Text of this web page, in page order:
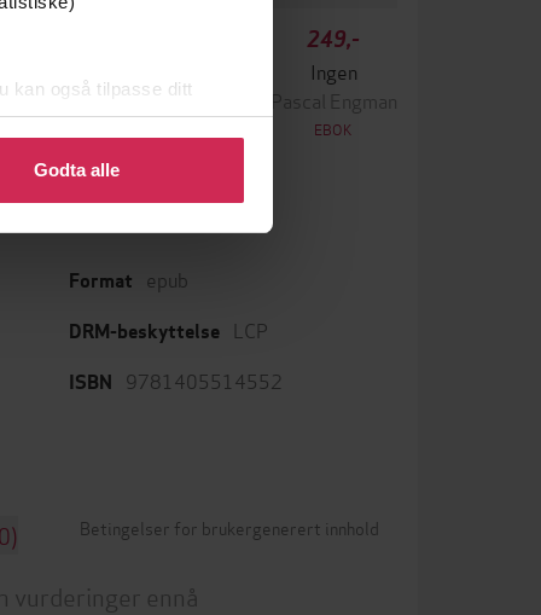
kan også tilpasse ditt
eller endre ditt samtykke.
Godta alle
Engman
249,-
Ingen
Pascal Engman
EBOK
Format epub
DRM-beskyttelse LCP
ISBN 9781405514552
Betingelser for brukergenerert innhold
vurderinger ennå